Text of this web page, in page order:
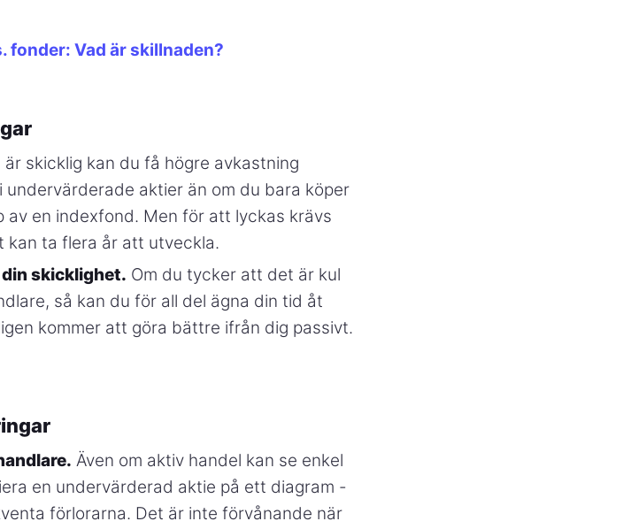
fonder: Vad är skillnaden?
är skicklig kan du få högre avkastning
aktier än om du bara köper
en indexfond. Men för att lyckas krävs
kan ta flera år att utveckla.
skicklighet. Om du tycker att det är kul
så kan du för all del ägna din tid åt
kommer att göra bättre ifrån dig passivt.
Även om aktiv handel kan se enkel
en undervärderad aktie på ett diagram -
förlorarna. Det är inte förvånande när